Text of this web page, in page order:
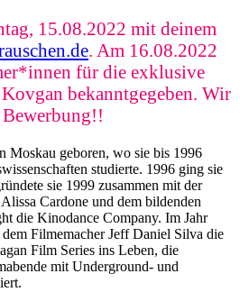
15.08.2022 mit deinem
. Am 16.08.2022
für die exklusive
bekanntgegeben. Wir
Moskau geboren, wo sie bis 1996
studierte. 1996 ging sie
sie 1999 zusammen mit der
Cardone und dem bildenden
die Kinodance Company. Im Jahr
Filmemacher Jeff Daniel Silva die
Film Series ins Leben, die
mit Underground- und